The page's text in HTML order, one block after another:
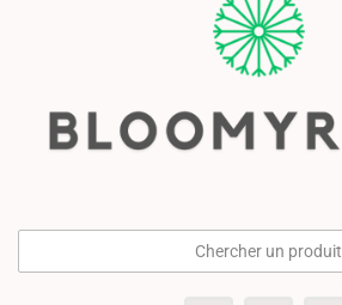
Chercher un produit